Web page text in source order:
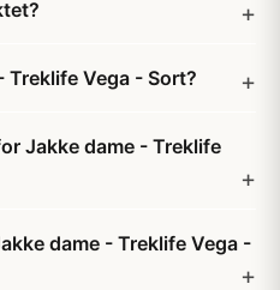
Treklife Vega - Sort?
Jakke dame - Treklife
dame - Treklife Vega -